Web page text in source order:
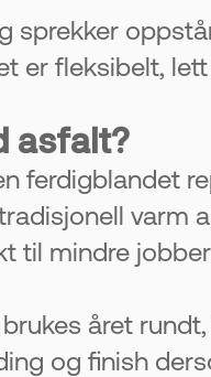
resultat hvis
kan vare lenge.
bør tas av
må løses
sprekker
er fleksibelt,
asfalt?
ferdigblandet
varm
til mindre
året
og finish